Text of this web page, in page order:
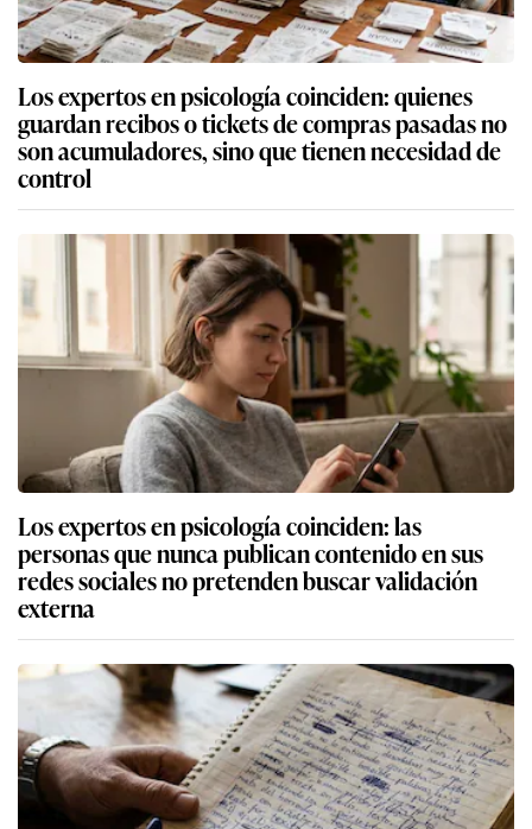
Los expertos en psicología coinciden: quienes
guardan recibos o tickets de compras pasadas no
son acumuladores, sino que tienen necesidad de
control
Los expertos en psicología coinciden: las
personas que nunca publican contenido en sus
redes sociales no pretenden buscar validación
externa